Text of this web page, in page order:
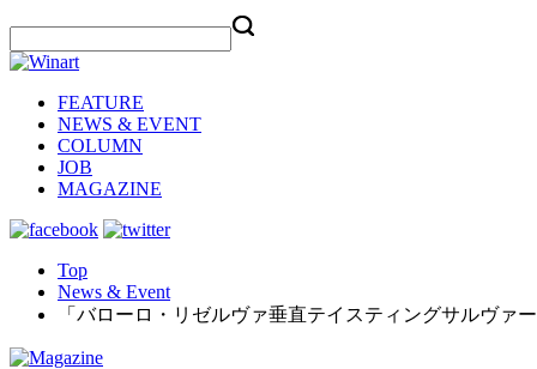
FEATURE
NEWS & EVENT
COLUMN
JOB
MAGAZINE
Top
News & Event
「バローロ・リゼルヴァ垂直テイスティングサルヴァ